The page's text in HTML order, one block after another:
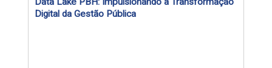
l
Digital da Gestão Pública